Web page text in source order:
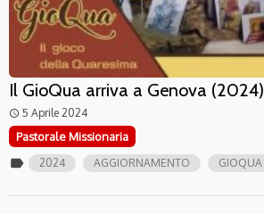
Il GioQua arriva a Genova (2024)
access_time 5 Aprile 2024
Pastorale Missionaria
label 2024 AGGIORNAMENTO GIOQUA